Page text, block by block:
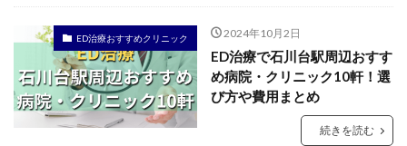
ED治療おすすめクリニック 2024年10月2日
ED治療で石川台駅周辺おすす
め病院・クリニック10軒！選
び方や費用まとめ
続きを読む